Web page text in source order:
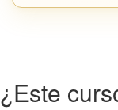
¿Este